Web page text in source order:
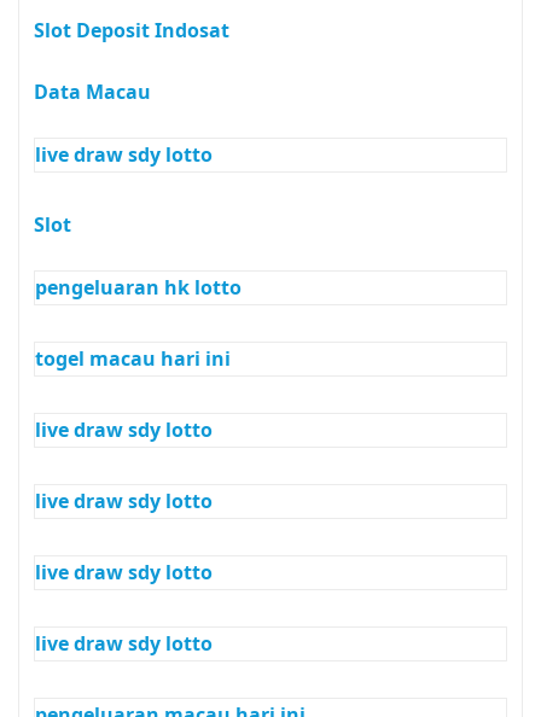
Slot Deposit Indosat
Data Macau
live draw sdy lotto
Slot
pengeluaran hk lotto
togel macau hari ini
live draw sdy lotto
live draw sdy lotto
live draw sdy lotto
live draw sdy lotto